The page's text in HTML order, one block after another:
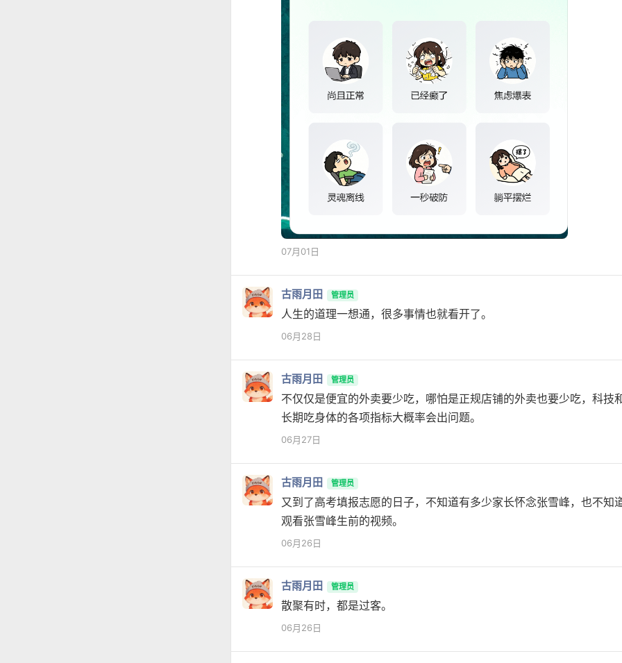
07月01日
古雨月田 管理员
人生的道理一想通，很多事情也就看开了。
06月28日
古雨月田 管理员
不仅仅是便宜的外卖要少吃，哪怕是正规店铺的外卖也要少吃，科技
长期吃身体的各项指标大概率会出问题。
06月27日
古雨月田 管理员
又到了高考填报志愿的日子，不知道有多少家长怀念张雪峰，也不知
观看张雪峰生前的视频。
06月26日
古雨月田 管理员
散聚有时，都是过客。
06月26日